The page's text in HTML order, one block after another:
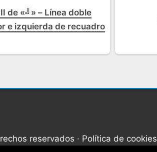
de «╝» – Línea doble
e izquierda de recuadro
reservados Política de cookies